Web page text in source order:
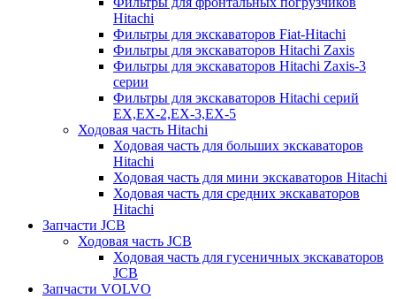
Hitachi
Фильтры для экскаваторов Fiat-Hitachi
Фильтры для экскаваторов Hitachi Zaxis
Фильтры для экскаваторов Hitachi Zaxis-3
серии
Фильтры для экскаваторов Hitachi серий
EX,EX-2,EX-3,EX-5
Ходовая часть Hitachi
Ходовая часть для больших экскаваторов
Hitachi
Ходовая часть для мини экскаваторов Hitachi
Ходовая часть для средних экскаваторов
Hitachi
Запчасти JCB
Ходовая часть JCB
Ходовая часть для гусеничных экскаваторов
JCB
Запчасти VOLVO